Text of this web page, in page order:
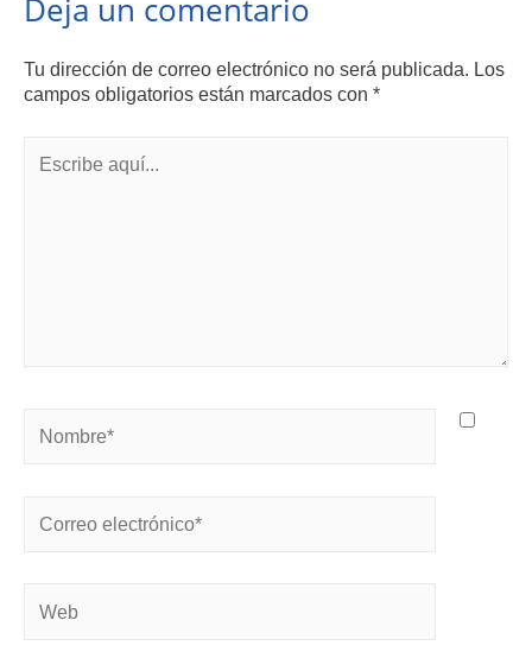
Deja un comentario
Tu dirección de correo electrónico no será publicada. Los
campos obligatorios están marcados con *